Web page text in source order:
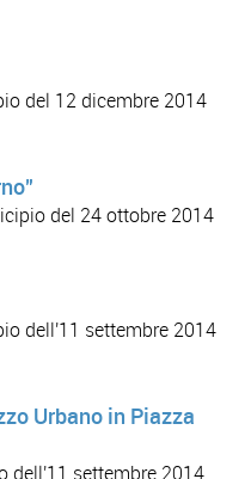
del 12 dicembre 2014
del 24 ottobre 2014
dell'11 settembre 2014
Urbano in Piazza
dell'11 settembre 2014